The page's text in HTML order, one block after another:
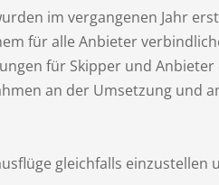
im vergangenen Jahr
für alle Anbieter
für Skipper und
an der Umsetzung und
gleichfalls einzustellen